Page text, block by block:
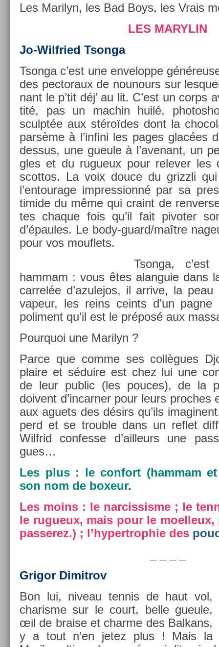
Les Marilyn, les Bad Boys, les Vrais
LES MARYLIN
Jo-Wilfried Tson­ga
Tson­ga c’est une en­velop­pe
des pec­toraux de nounours sur
nant le p’tit déj’ au lit. C’est un corps
tité, pas un mac­hin huilé,
sculptée aux stéroïdes dont la
parsème à l’in­fini les pages glacées
dessus, une gueule à l’avenant, un
gles et du rugueux pour re­lev­er les
scot­tos. La voix douce du grizzli
l’en­tourage im­pres­sionné par sa
timide du même qui craint de
tes chaque fois qu’il fait pivot­er
d’épaules. Le body-guard/maître
pour vos mouf­lets.
Tson­ga,
ham­mam : vous êtes al­an­guie dans
car­relée d’azulejos, il ar­rive, la
vapeur, les reins ceints d’un
poli­ment qu’il est le préposé aux
Pour­quoi une Marilyn ?
Parce que comme ses collègues
plaire et séduire est chez lui une
de leur pub­lic (les pouces), de la
doivent d’in­carn­er pour leurs pro­ches
aux aguets des désirs qu’ils
perd et se troub­le dans un re­flet
Wilfrid con­fes­se d’ail­leurs une
gues…
Les plus : le con­fort (ham­mam
son nom de boxeur.
Les moins : le nar­cissis­me ; le
le rugueux, mais pour le
pas­serez.) ; l’hypertrop­hie des
Grigor Di­mit­rov
Bon lui, niveau ten­nis de haut vol,
charis­me sur le court, belle gueule,
œil de bra­ise et char­me des Bal­kans,
y a tout n’en jetez plus ! Mais la